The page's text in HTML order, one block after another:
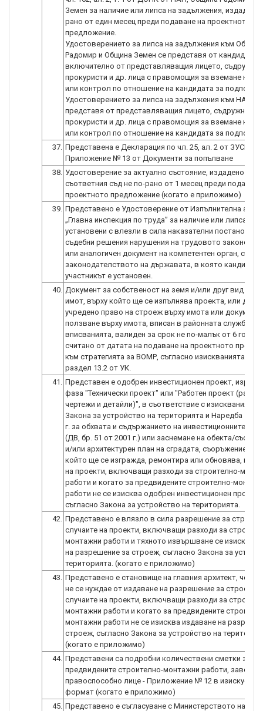
Земен за наличие или липса на задължения, издадено
рано от един месец преди подаване на проектното
предложение.
Удостоверението за липса на задължения към Община
Радомир и Община Земен се представя от кандидата,
включително от представляващия лицето,
прокуристи и др. лица с правомощия за вземане на
или контрол по отношение на кандидата за
Удостоверението за липса на задължения към НАП се
представя от представляващия лицето, съдружници,
прокуристи и др. лица с правомощия за вземане на
37. Представена е Декларация по чл. 25, ал. 2 от
Приложение № 13 от Документи за попълване
38. Удостоверение за актуално състояние, издадено от
съответния съд не по-рано от 1 месец преди
проектното предложение (когато е приложимо)
39. Представено е Удостоверение от Изпълнителна
„Главна инспекция по труда” за наличие или липса на
установени с влезли в сила наказателни
съдебни решения нарушения на трудовото
или аналогичен документ на компетентен орган,
законодателството на държавата, в която
участникът е установен.
40. Документ за собственост на земя и/или друг вид
имот, върху който ще се изпълнява проекта, или
учредено право на строеж върху имота или документ
ползване върху имота, вписан в районната служба по
вписванията, валиден за срок не по-малък от 6
считано от датата на подаване на проектното
към стратегията за ВОМР, съгласно изискванията на
раздел 13.2 от УК.
41. Представен е одобрен инвестиционен проект,
фаза "Технически проект" или "Работен проект
чертежи и детайли)", в съответствие с изискванията
Закона за устройство на територията и Наредба № 4
г. за обхвата и съдържанието на инвестиционните
(ДВ, бр. 51 от 2001 г.) или заснемане на обекта/
и/или архитектурен план на сградата, съоръжението,
който ще се изгражда, ремонтира или обновява, в
на проекти, включващи разходи за строително-
работи и когато за предвидените строително-
работи не се изисква одобрен инвестиционен проект
съгласно Закона за устройство на територията.
42. Представено е влязло в сила разрешение за строеж,
случаите на проекти, включващи разходи за
монтажни работи и тяхното извършване се изисква
на разрешение за строеж, съгласно Закона за
територията. (когато е приложимо)
43. Представено е становище на главния архитект, че
не се нуждае от издаване на разрешение за строеж , в
случаите на проекти, включващи разходи за
монтажни работи и когато за предвидените
монтажни работи не се изисква издаване на
строеж, съгласно Закона за устройство на
(когато е приложимо)
44. Представени са подробни количествени сметки за
предвидените строително-монтажни работи,
правоспособно лице - Приложение № 12 в изискуемия
формат (когато е приложимо)
45. Представено е съгласуване с Министерството на